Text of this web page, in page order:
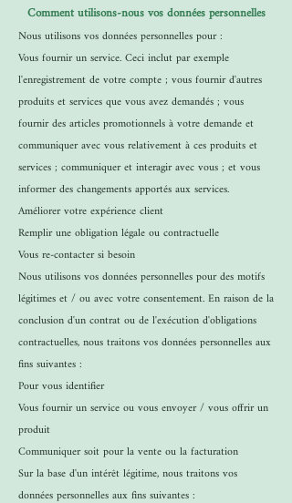
Comment utilisons-nous vos données personnelles
Nous utilisons vos données personnelles pour :
Vous fournir un service. Ceci inclut par exemple
l'enregistrement de votre compte ; vous fournir d'autres
produits et services que vous avez demandés ; vous
fournir des articles promotionnels à votre demande et
communiquer avec vous relativement à ces produits et
services ; communiquer et interagir avec vous ; et vous
informer des changements apportés aux services.
Améliorer votre expérience client
Remplir une obligation légale ou contractuelle
Vous re-contacter si besoin
Nous utilisons vos données personnelles pour des motifs
légitimes et / ou avec votre consentement. En raison de la
conclusion d'un contrat ou de l'exécution d'obligations
contractuelles, nous traitons vos données personnelles aux
fins suivantes :
Pour vous identifier
Vous fournir un service ou vous envoyer / vous offrir un
produit
Communiquer soit pour la vente ou la facturation
Sur la base d'un intérêt légitime, nous traitons vos
données personnelles aux fins suivantes :